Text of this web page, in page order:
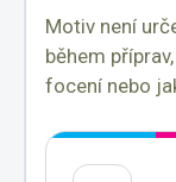
Motiv není
během
focení nebo